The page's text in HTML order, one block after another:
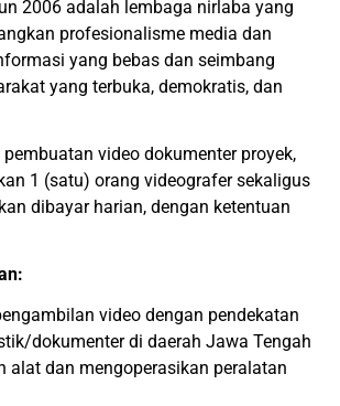
2006 adalah lembaga nirlaba yang
profesionalisme media dan
yang bebas dan seimbang
yang terbuka, demokratis, dan
video dokumenter proyek,
1 (satu) orang videografer sekaligus
dibayar harian, dengan ketentuan
video dengan pendekatan
dokumenter di daerah Jawa Tengah
alat dan mengoperasikan peralatan